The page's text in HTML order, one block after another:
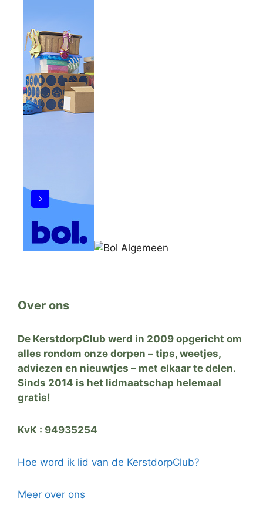
Over ons
De KerstdorpClub werd in 2009 opgericht om
alles rondom onze dorpen – tips, weetjes,
adviezen en nieuwtjes – met elkaar te delen.
Sinds 2014 is het lidmaatschap helemaal
gratis!
KvK : 94935254
Hoe word ik lid van de KerstdorpClub?
Meer over ons